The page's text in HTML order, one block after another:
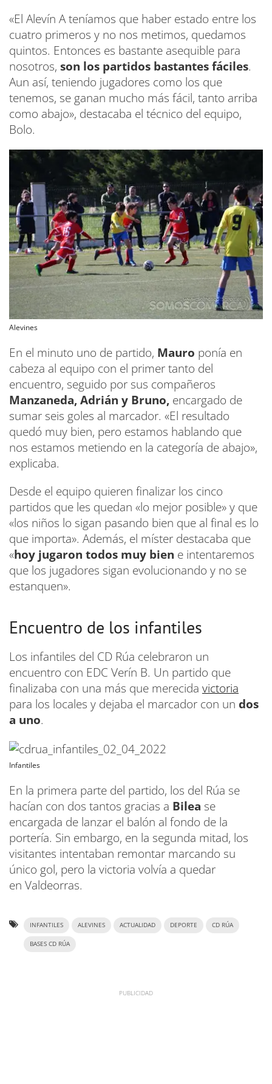
«El Alevín A teníamos que haber estado entre los
cuatro primeros y no nos metimos, quedamos
quintos. Entonces es bastante asequible para
nosotros, son los partidos bastantes fáciles.
Aun así, teniendo jugadores como los que
tenemos, se ganan mucho más fácil, tanto arriba
como abajo», destacaba el técnico del equipo,
Bolo.
Alevines
En el minuto uno de partido, Mauro ponía en
cabeza al equipo con el primer tanto del
encuentro, seguido por sus compañeros
Manzaneda, Adrián y Bruno, encargado de
sumar seis goles al marcador. «El resultado
quedó muy bien, pero estamos hablando que
nos estamos metiendo en la categoría de abajo»,
explicaba.
Desde el equipo quieren finalizar los cinco
partidos que les quedan «lo mejor posible» y que
«los niños lo sigan pasando bien que al final es lo
que importa». Además, el míster destacaba que
«hoy jugaron todos muy bien e intentaremos
que los jugadores sigan evolucionando y no se
estanquen».
Encuentro de los infantiles
Los infantiles del CD Rúa celebraron un
encuentro con EDC Verín B. Un partido que
finalizaba con una más que merecida victoria
para los locales y dejaba el marcador con un dos
a uno.
Infantiles
En la primera parte del partido, los del Rúa se
hacían con dos tantos gracias a Bilea se
encargada de lanzar el balón al fondo de la
portería. Sin embargo, en la segunda mitad, los
visitantes intentaban remontar marcando su
único gol, pero la victoria volvía a quedar
en Valdeorras.
INFANTILES ALEVINES ACTUALIDAD DEPORTE CD RÚA
BASES CD RÚA